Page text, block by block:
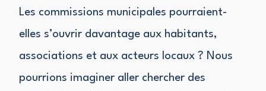
Les commissions municipales pourraient-
elles s’ouvrir davantage aux habitants,
associations et aux acteurs locaux ? Nous
pourrions imaginer aller chercher des